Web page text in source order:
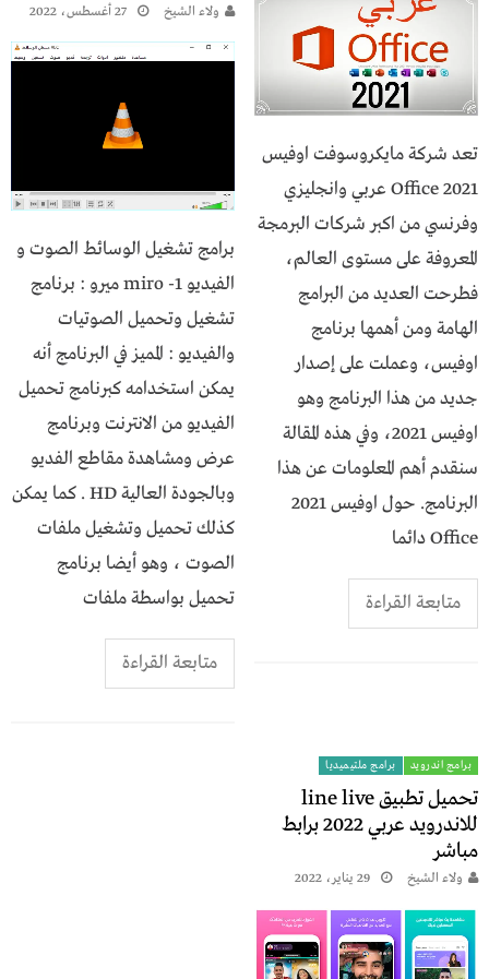
تعد شركة مايكروسوفت اوفيس
2021 Office عربي وانجليزي
وفرنسي من اكبر شركات البرمجة
المعروفة على مستوى العالم،
فطرحت العديد من البرامج
الهامة ومن أهمها برنامج
اوفيس، وعملت على إصدار
جديد من هذا البرنامج وهو
اوفيس 2021، وفي هذه المقالة
سنقدم أهم المعلومات عن هذا
البرنامج. حول اوفيس 2021
Office دائما
متابعة القراءة
ولاء الشيخ 27 أغسطس، 2022
برامج تشغيل الوسائط الصوت و
الفيديو 1- miro ميرو : برنامج
تشغيل وتحميل الصوتيات
والفيديو : المميز في البرنامج أنه
يمكن استخدامه كبرنامج تحميل
الفيديو من الانترنت وبرنامج
عرض ومشاهدة مقاطع الفديو
وبالجودة العالية HD . كما يمكن
كذلك تحميل وتشغيل ملفات
الصوت ، وهو أيضا برنامج
تحميل بواسطة ملفات
متابعة القراءة
برامج اندرويد برامج ملتيميديا
تحميل تطبيق line live
للاندرويد عربي 2022 برابط
مباشر
ولاء الشيخ 29 يناير، 2022